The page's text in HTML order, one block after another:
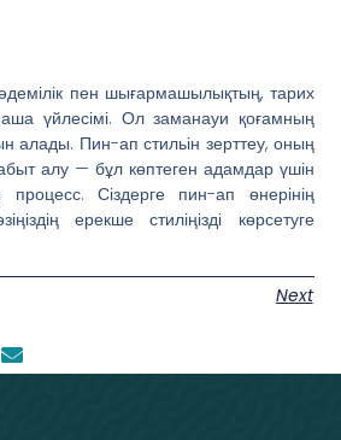
пен шығармашылықтың, тарих
үйлесімі. Ол заманауи қоғамның
Пин-ап стильін зерттеу, оның
алу — бұл көптеген адамдар үшін
процесс. Сіздерге пин-ап өнерінің
ерекше стиліңізді көрсетуге
Next